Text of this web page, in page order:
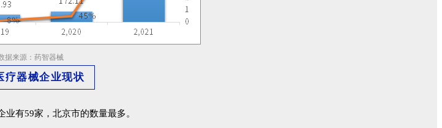
据来源：药智器械
疗器械企业现状
有59家，北京市的数量最多。